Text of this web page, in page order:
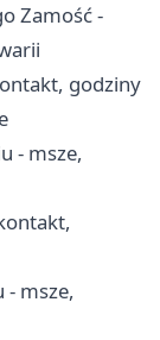
Zamość -
godziny
- msze,
- msze,